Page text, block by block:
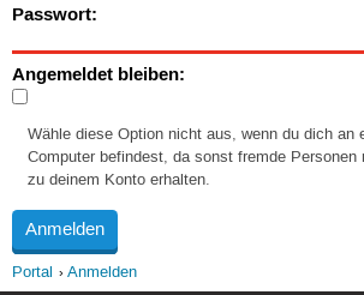
Passwort:
Angemeldet bleiben:
Wähle diese Option nicht aus, wenn du dich an
Computer befindest, da sonst fremde Personen
zu deinem Konto erhalten.
Portal Anmelden